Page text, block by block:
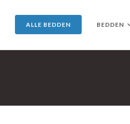
ALLE BEDDEN BEDDEN